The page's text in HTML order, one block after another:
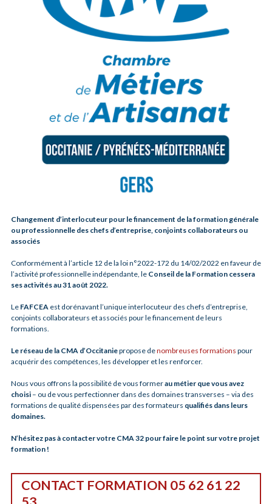
Changement d’interlocuteur pour lefinancement de la formation générale
ou professionnelle des chefs d’entreprise, conjoints collaborateurs ou
associés
Conformément à l’article 12 de la loi n°2022-172 du 14/02/2022 en faveur de
l’activité professionnelle indépendante, leConseil de la Formation cessera
ses activités au 31 août 2022.
LeFAFCEA est dorénavant l’unique interlocuteur des chefs d’entreprise,
conjoints collaborateurs et associés pour le financement de leurs
formations.
Le réseau de la CMA d’Occitaniepropose denombreuses formations pour
acquérir des compétences, les développer et les renforcer.
Nous vous offrons la possibilité de vous formerau métier que vous avez
choisi– ou de vous perfectionner dans des domaines transverses – via des
formations de qualité dispensées par des formateurs qualifiés dans leurs
domaines.
N’hésitez pas à contacter votre CMA 32 pour faire le point sur votre projet
formation !
CONTACT FORMATION 05 62 61 22